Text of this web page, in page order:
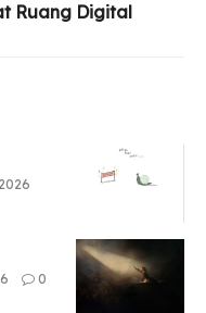
Ruang Digital
0